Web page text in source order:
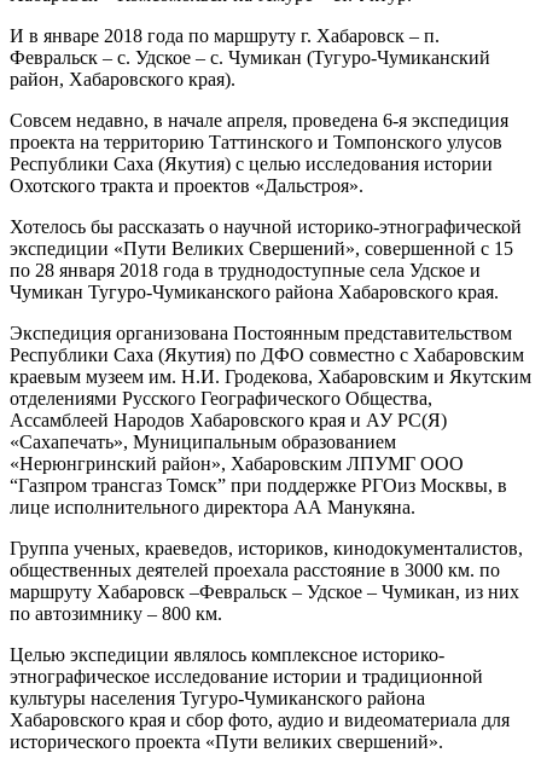
И в январе 2018 года по маршруту г. Хабаровск – п.
Февральск – с. Удское – с. Чумикан (Тугуро-Чумиканский
район, Хабаровского края).
Совсем недавно, в начале апреля, проведена 6-я экспедиция
проекта на территорию Таттинского и Томпонского улусов
Республики Саха (Якутия) с целью исследования истории
Охотского тракта и проектов «Дальстроя».
Хотелось бы рассказать о научной историко-этнографической
экспедиции «Пути Великих Свершений», совершенной с 15
по 28 января 2018 года в труднодоступные села Удское и
Чумикан Тугуро-Чумиканского района Хабаровского края.
Экспедиция организована Постоянным представительством
Республики Саха (Якутия) по ДФО совместно с Хабаровским
краевым музеем им. Н.И. Гродекова, Хабаровским и Якутским
отделениями Русского Географического Общества,
Ассамблеей Народов Хабаровского края и АУ РС(Я)
«Сахапечать», Муниципальным образованием
«Нерюнгринский район», Хабаровским ЛПУМГ ООО
“Газпром трансгаз Томск” при поддержке РГОиз Москвы, в
лице исполнительного директора АА Манукяна.
Группа ученых, краеведов, историков, кинодокументалистов,
общественных деятелей проехала расстояние в 3000 км. по
маршруту Хабаровск –Февральск – Удское – Чумикан, из них
по автозимнику – 800 км.
Целью экспедиции являлось комплексное историко-
этнографическое исследование истории и традиционной
культуры населения Тугуро-Чумиканского района
Хабаровского края и сбор фото, аудио и видеоматериала для
исторического проекта «Пути великих свершений».